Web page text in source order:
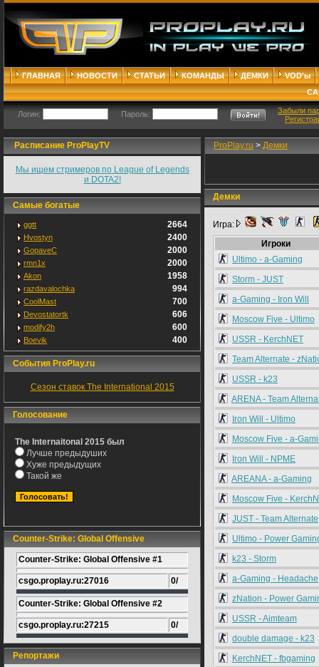
ГЛАВНАЯ НОВОСТИ СТАТЬИ КОМАНДЫ ДЕМКИ
VOD'ы
Логин: Пароль:
Забыли
Расписание ProPlayTV
Мы ищем стримеров по League of Legends
и DOTA2!
Самые богатые
ggtt 2664
Hvostyn 2400
GopaveC 2000
rmn1x 2000
Akon 1958
razdavalochka 994
CoolMast 700
Devostatortk 606
modify2h 600
Boevik 400
События ProPlay.ru
Сезон ставок The International 2015
Голосование
The Internaitonal 2015 был
Лучше предыдуших
Хуже предыдущих
Такой же
Counter-Strike: Global Offensive
Counter-Strike: Global Offensive #1
csgo.proplay.ru:27016 0/
Counter-Strike: Global Offensive #2
csgo.proplay.ru:27215 0/
Репортажи
ProPlay.ru > Демки
Демки
Игра:
Игроки
Ultimo - a-Gaming
Storm - JUST
a-Gaming - Iron Will
Moscow Five - Ultimo
USSR - KerchNET
Team Alternate -
USSR - k23
ARENA - Team
Iron Will - Ultimo
Moscow Five - a-
Iron Will - NPME
AREANA - a-Gaming
Moscow Five -
JUST - Team Alternate
Ultimo - Power
k23 - Storm
a-Gaming - Headache
zNation - Power
USSR - Aimteam
double damage - k23
KerchNET - fbgaming